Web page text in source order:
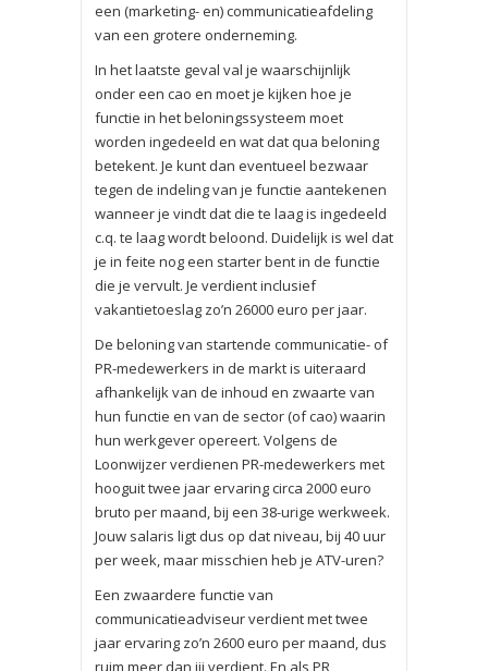
een (marketing- en) communicatieafdeling
van een grotere onderneming.
In het laatste geval val je waarschijnlijk
onder een cao en moet je kijken hoe je
functie in het beloningssysteem moet
worden ingedeeld en wat dat qua beloning
betekent. Je kunt dan eventueel bezwaar
tegen de indeling van je functie aantekenen
wanneer je vindt dat die te laag is ingedeeld
c.q. te laag wordt beloond. Duidelijk is wel dat
je in feite nog een starter bent in de functie
die je vervult. Je verdient inclusief
vakantietoeslag zo’n 26000 euro per jaar.
De beloning van startende communicatie- of
PR-medewerkers in de markt is uiteraard
afhankelijk van de inhoud en zwaarte van
hun functie en van de sector (of cao) waarin
hun werkgever opereert. Volgens de
Loonwijzer verdienen PR-medewerkers met
hooguit twee jaar ervaring circa 2000 euro
bruto per maand, bij een 38-urige werkweek.
Jouw salaris ligt dus op dat niveau, bij 40 uur
per week, maar misschien heb je ATV-uren?
Een zwaardere functie van
communicatieadviseur verdient met twee
jaar ervaring zo’n 2600 euro per maand, dus
ruim meer dan jij verdient. En als PR